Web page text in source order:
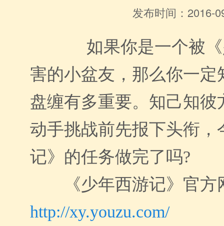
发布时间：2016-
如果你是一个被《
害的小盆友，那么你一定
盘缠有多重要。知己知彼
动手挑战前先报下头衔，
记》的任务做完了吗?
《少年西游记》官方
http://xy.youzu.com/